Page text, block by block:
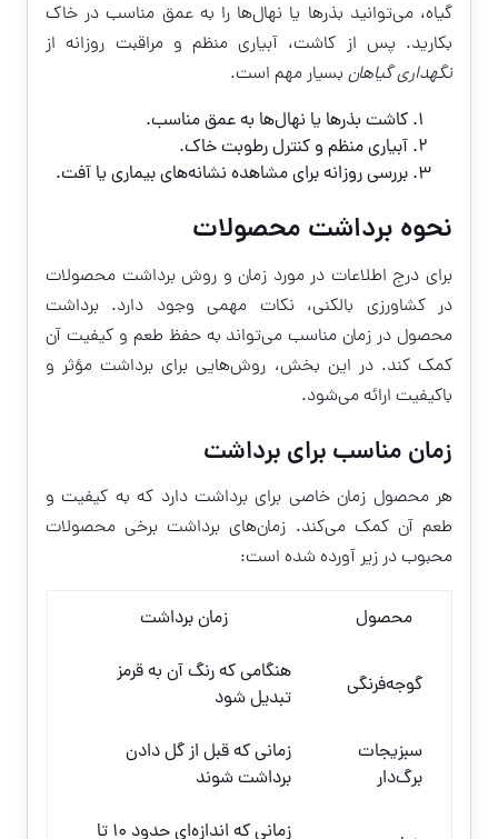
گیاه، می‌توانید بذرها یا نهال‌ها را به عمق مناسب در خاک
بکارید. پس از کاشت، آبیاری منظم و مراقبت روزانه از
نگهداری گیاهان بسیار مهم است.
کاشت بذرها یا نهال‌ها به عمق مناسب.
آبیاری منظم و کنترل رطوبت خاک.
بررسی روزانه برای مشاهده نشانه‌های بیماری یا آفت.
نحوه برداشت محصولات
برای درج اطلاعات در مورد زمان و روش برداشت محصولات
در کشاورزی بالکنی، نکات مهمی وجود دارد. برداشت
محصول در زمان مناسب می‌تواند به حفظ طعم و کیفیت آن
کمک کند. در این بخش، روش‌هایی برای برداشت مؤثر و
باکیفیت ارائه می‌شود.
زمان مناسب برای برداشت
هر محصول زمان خاصی برای برداشت دارد که به کیفیت و
طعم آن کمک می‌کند. زمان‌های برداشت برخی محصولات
محبوب در زیر آورده شده است:
محصول زمان برداشت
گوجه‌فرنگی
هنگامی که رنگ آن به قرمز
تبدیل شود
سبزیجات
برگ‌دار
زمانی که قبل از گل دادن
برداشت شوند
زمانی که اندازه‌ای حدود ۱۰ تا